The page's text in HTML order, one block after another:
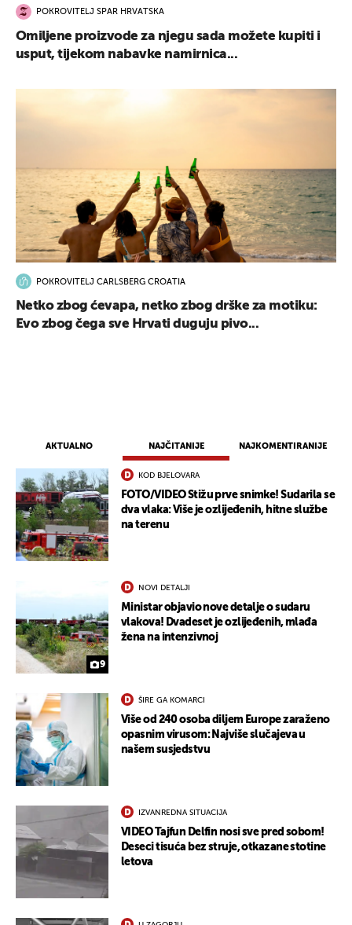
AKTUALNO NAJČITANIJE NAJKOMENTIRANIJE
KOD BJELOVARA
FOTO/VIDEO Stižu prve snimke! Sudarila se
dva vlaka: Više je ozlijeđenih, hitne službe
na terenu
9
NOVI DETALJI
Ministar objavio nove detalje o sudaru
vlakova! Dvadeset je ozlijeđenih, mlađa
žena na intenzivnoj
ŠIRE GA KOMARCI
Više od 240 osoba diljem Europe zaraženo
opasnim virusom: Najviše slučajeva u
našem susjedstvu
IZVANREDNA SITUACIJA
VIDEO Tajfun Delfin nosi sve pred sobom!
Deseci tisuća bez struje, otkazane stotine
letova
POKROVITELJ SPAR HRVATSKA
Omiljene proizvode za njegu sada možete kupiti i
usput, tijekom nabavke namirnica...
POKROVITELJ CARLSBERG CROATIA
Netko zbog ćevapa, netko zbog drške za motiku:
Evo zbog čega sve Hrvati duguju pivo...